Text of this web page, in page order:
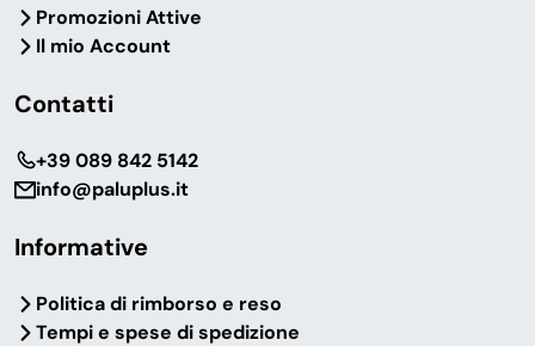
Le vernici traccianti fluorescenti a cosa
carrozzeria, cantiere o impresa?
Promozioni Attive
Il mio Account
Contatti
‎+39 089 842 5142
info@paluplus.it
Informative
Politica di rimborso e reso
Tempi e spese di spedizione